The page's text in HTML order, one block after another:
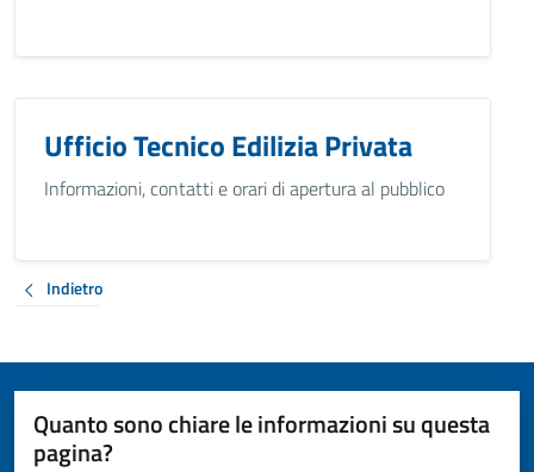
Ufficio Tecnico Edilizia Privata
Informazioni, contatti e orari di apertura al pubblico
Indietro
Quanto sono chiare le informazioni su questa
pagina?